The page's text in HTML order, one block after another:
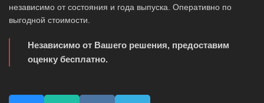
независимо от состояния и года выпуска. Оперативно по
выгодной стоимости.
Независимо от Вашего решения, предоставим
оценку бесплатно.